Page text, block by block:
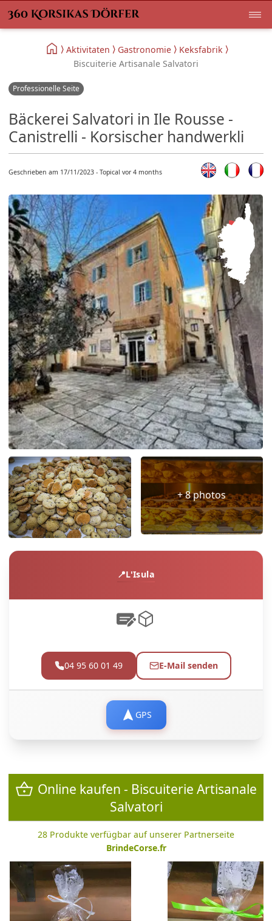
Aktivitaten Gastronomie
Keksfabrik
Biscuiterie Artisanale Salvatori
Professionelle Seite
Bäckerei Salvatori in Ile Rousse -
Canistrelli - Korsischer handwerkli
Geschrieben am 17/11/2023 - Topical vor 4 months
+ 8 photos
L'Isula
04 95 60 01 49 E-Mail senden
GPS
Online kaufen - Biscuiterie Artisanale
Salvatori
28 Produkte verfügbar auf unserer Partnerseite
BrindeCorse.fr